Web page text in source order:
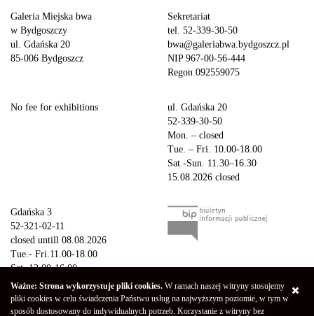
Galeria Miejska bwa
w Bydgoszczy
ul. Gdańska 20
85-006 Bydgoszcz
Sekretariat
tel. 52-339-30-50
bwa@galeriabwa.bydgoszcz.pl
NIP 967-00-56-444
Regon 092559075
No fee for exhibitions
ul. Gdańska 20
52-339-30-50
Mon. – closed
Tue. – Fri. 10.00-18.00
Sat.-Sun. 11.30–16.30
15.08.2026 closed
Gdańska 3
52-321-02-11
closed untill 08.08.2026
Tue.- Fri.11.00-18.00
Sat. 12.00-16.00
Sun.-Mon. – closed
15.08.2026 closed
Ważne: Strona wykorzystuje pliki cookies. W ramach naszej witryny stosujemy
pliki cookies w celu świadczenia Państwu usług na najwyższym poziomie, w tym w
sposób dostosowany do indywidualnych potrzeb. Korzystanie z witryny bez